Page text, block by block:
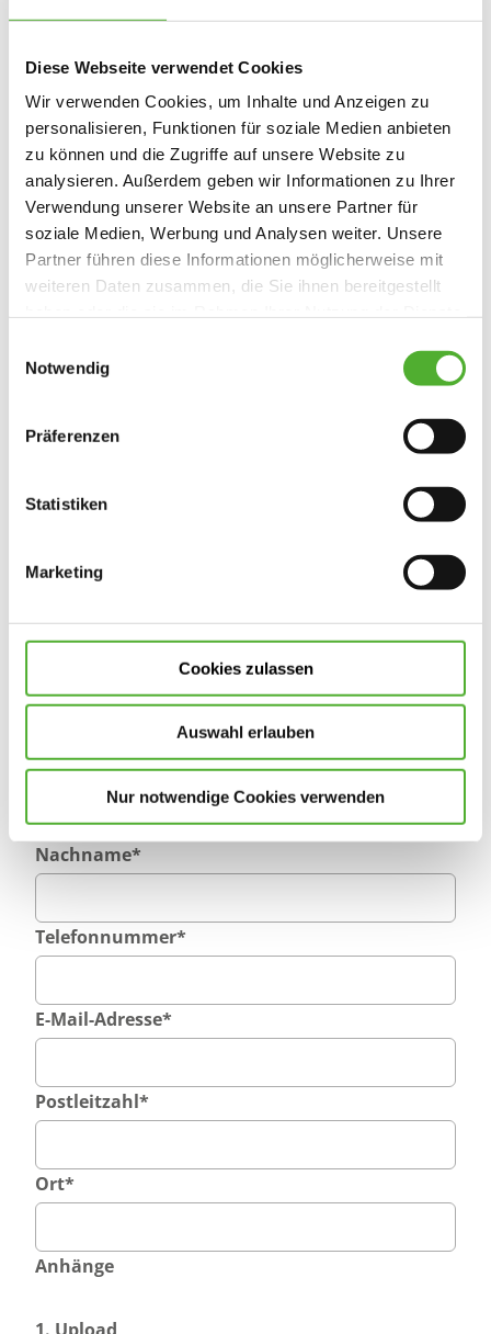
Diese Webseite verwendet Cookies
Wir verwenden Cookies, um Inhalte und Anzeigen zu
personalisieren, Funktionen für soziale Medien anbieten
zu können und die Zugriffe auf unsere Website zu
analysieren. Außerdem geben wir Informationen zu Ihrer
Verwendung unserer Website an unsere Partner für
soziale Medien, Werbung und Analysen weiter. Unsere
Partner führen diese Informationen möglicherweise mit
weiteren Daten zusammen, die Sie ihnen bereitgestellt
Cookies, wenn Sie unsere Webseite weiterhin nutzen.
Notwendig
Präferenzen
Statistiken
Marketing
Cookies zulassen
Auswahl erlauben
Nur notwendige Cookies verwenden
Lächeln ins Gesicht zu zaubern
sympathisches Auftreten
Sensibilität und Einfühlungsvermögen
gegenüber unseren Bewohnerinnen und
Bewohnern sowie deren Angehörigen
die individuellen Wünsche und Bedürfnisse der
Bewohnenden zu berücksichtigen und diese in
den Pflegealltag zu integrieren
Lust, mit Ihren Ideen und Ihrem Fachwissen die
Einrichtung mitzugestalten
Anrede
Vorname*
Nachname*
Telefonnummer*
E-Mail-Adresse*
Postleitzahl*
Ort*
Anhänge